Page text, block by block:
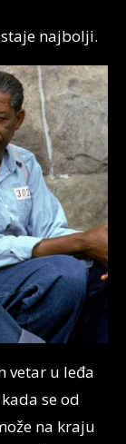
najbolji.
vetar u leđa
se od
na kraju